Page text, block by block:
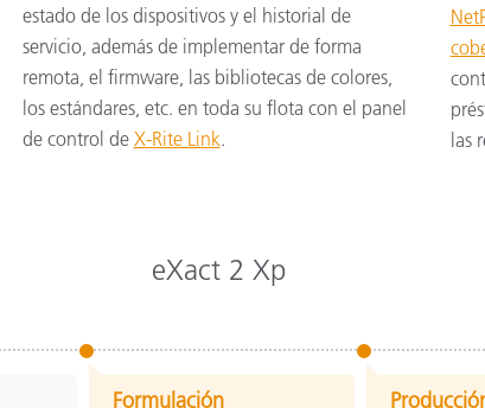
estado de los dispositivos y el historial de
servicio, además de implementar de forma
remota, el firmware, las bibliotecas de colores,
los estándares, etc. en toda su flota con el panel
de control de X-Rite Link.
las
eXact 2 Xp
Formulación